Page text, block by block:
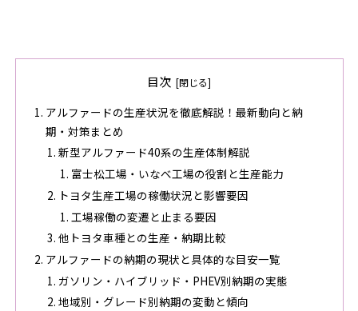
目次
アルファードの生産状況を徹底解説！最新動向と納
期・対策まとめ
新型アルファード40系の生産体制解説
富士松工場・いなべ工場の役割と生産能力
トヨタ生産工場の稼働状況と影響要因
工場稼働の変遷と止まる要因
他トヨタ車種との生産・納期比較
アルファードの納期の現状と具体的な目安一覧
ガソリン・ハイブリッド・PHEV別納期の実態
地域別・グレード別納期の変動と傾向